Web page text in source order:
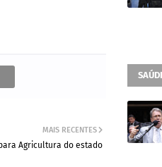
MAIS RECENTES
Agricultura do estado